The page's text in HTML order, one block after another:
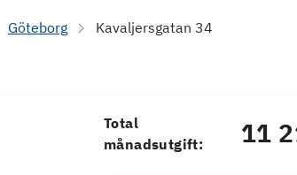
Göteborg Kavaljersgatan 34
Total
månadsutgift:
11